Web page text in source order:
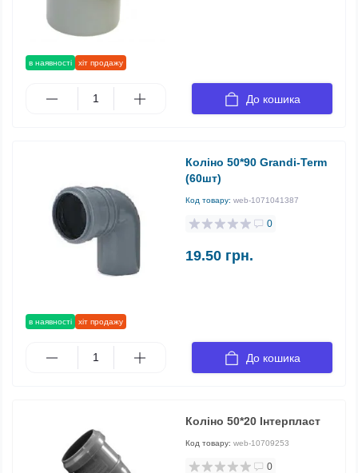
в наявності хіт продажу
До кошика
в наявності хіт продажу
Коліно 50*90 Grandi-Term
(60шт)
Код товару: web-1071041387
0
19.50 грн.
До кошика
Коліно 50*20 Інтерпласт
Код товару: web-10709253
0